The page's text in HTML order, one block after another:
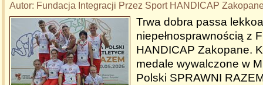
Autor: Fundacja Integracji Przez Sport HANDICAP
Trwa dobra passa
niepełnosprawnością z
HANDICAP Zakopane.
medale wywalczone w
Polski SPRAWNI